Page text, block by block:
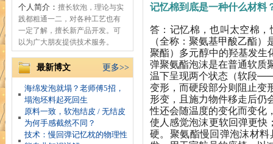
个人简介： 擅长软泡，理论与实
践都粗通一二，对各种工艺也有
一定了解，擅长新产品开发。可
以为广大朋友提供技术服务。
最新博文 更多>>
海绵发泡就塌？老师傅5招，
塌泡坯料起死回生
原料一致，软泡结皮 / 无结皮
为何手感截然不同？
技术：慢回弹记忆枕的物理性
记忆棉到底是一种什么材料
答：记忆棉，也叫太空棉
（全称：聚氨基甲酸乙酯
聚酯）多元醇中的羟基发
弹聚氨酯泡沫是在普通软质
温下呈现两个状态（软段
变形，而硬段部分则阻止变
形变，且施力物件移走后仍
性还会随温度的变化而变化
使人感觉泡沫更软回弹更快
硬。聚氨酯慢回弹泡沫材